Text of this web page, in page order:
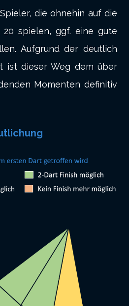
die ohnehin auf die
spielen, ggf. eine gute
Aufgrund der deutlich
ist dieser Weg dem über
Momenten definitiv